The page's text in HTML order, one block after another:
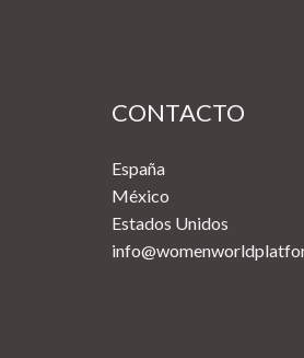
CONTACTO
España
México
Estados Unidos